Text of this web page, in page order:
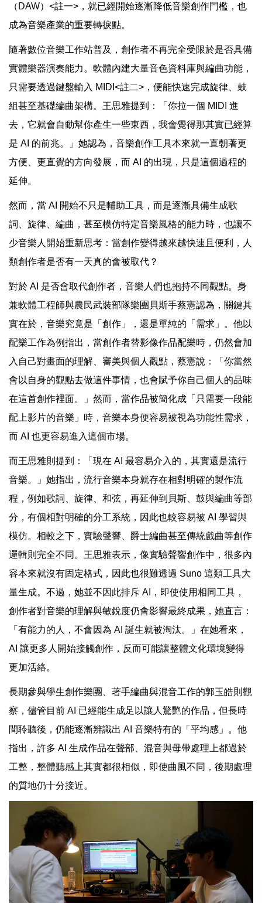
（DAW）<註一>，就已經開始逐漸降低音樂創作門檻，也
成為音樂產業的重要轉捩點。
隨著數位音樂工作站普及，創作者不再完全受限於是否具備
實體樂器演奏能力。軟體內建大量音色資料庫與編曲功能，
只需要透過鍵盤輸入 MIDI<註二>，便能快速完成旋律、鼓
組甚至基礎編曲架構。王思雅提到：「你拉一個 MIDI 進
去，它就會自動幫你產生一些東西，我會覺得那其實已經算
是 AI 的前兆。」她認為，音樂創作工具本來就一直朝著更
方便、更直覺的方向發展，而 AI 的出現，只是這個過程的
延伸。
然而，當 AI 開始不只是輔助工具，而是逐漸具備生成歌
詞、旋律、編曲，甚至模仿特定音樂風格的能力時，也讓不
少音樂人開始重新思考：當創作變得越來越快速且便利，人
類創作者是否有一天真的會被取代？
對於 AI 是否會取代創作者，音樂人們也抱持不同觀點。身
兼軟體工程師與農民武裝部隊樂團貝斯手蔡憲認為，關鍵其
實在於，音樂究竟是「創作」，還是單純的「需求」。他以
配樂工作為例指出，當創作者替影像作品配樂時，仍然會加
入自己對畫面的理解、審美與個人觀點，蔡憲說：「你當然
會以自身的觀點去做這件事情，也會賦予你自己個人的品味
在這首創作裡面。」然而，當作品被簡化成「只需要一段能
配上影片的音樂」時，音樂本身便容易被視為功能性需求，
而 AI 也更容易進入這個市場。
而王思雅則提到：「現在 AI 最容易介入的，其實還是流行
音樂。」她指出，流行音樂本身就存在相對明確的製作流
程，例如歌詞、旋律、和弦，再延伸到貝斯、鼓與編曲等部
分，有個相對明確的分工系統，因此也較容易被 AI 學習與
模仿。相較之下，實驗聲響、爵士編曲甚至傳統戲曲等創作
邏輯則完全不同。王思雅表示，像實驗聲響創作中，很多內
容本來就沒有固定格式，因此也很難透過 Suno 這類工具大
量生成。不過，她並不因此排斥 AI，即使使用相同工具，
創作者對音樂的理解與敏銳度仍會影響最終成果，她直言：
「有能力的人，不會因為 AI 誕生就被淘汰。」在她看來，
AI 讓更多人開始接觸創作，反而可能讓整體文化環境變得
更加活絡。
長期參與學生創作樂團、著手編曲與混音工作的郭玉皓則觀
察，儘管目前 AI 已經能生成足以讓人驚艷的作品，但長時
間聆聽後，仍能逐漸辨識出 AI 音樂特有的「平均感」。他
指出，許多 AI 生成作品在聲部、混音與母帶處理上都過於
工整，整體聽感上其實都很相似，即使曲風不同，後期處理
的質地仍十分接近。